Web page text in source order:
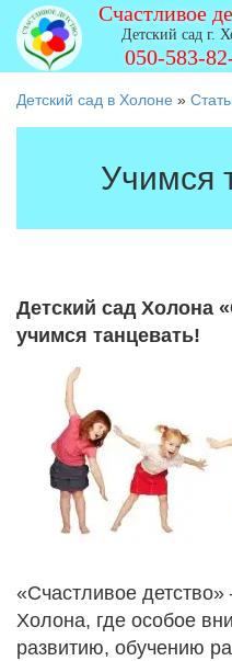
Счастливое
Детский сад г.
050-583-
Детский сад в Холоне »
Учимся
Детский сад Холона
учимся танцевать!
«Счастливое детство»
Холона, где особое
развитию, обучению